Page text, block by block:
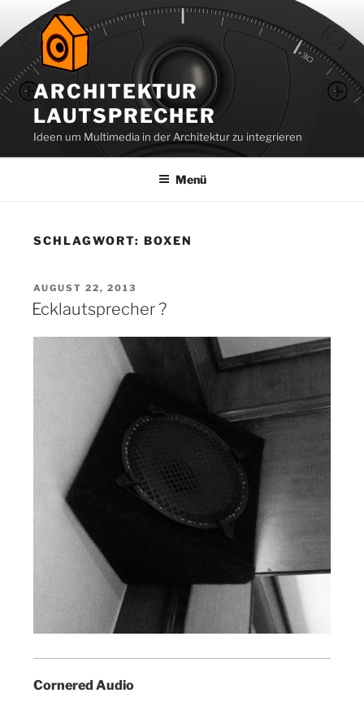
Inhalt
springen
ARCHITEKTUR
LAUTSPRECHER
Ideen um Multimedia in der Architektur zu integrieren
Menü
SCHLAGWORT: BOXEN
VERÖFFENTLICHT
AM
AUGUST 22, 2013
Ecklautsprecher ?
Cornered Audio